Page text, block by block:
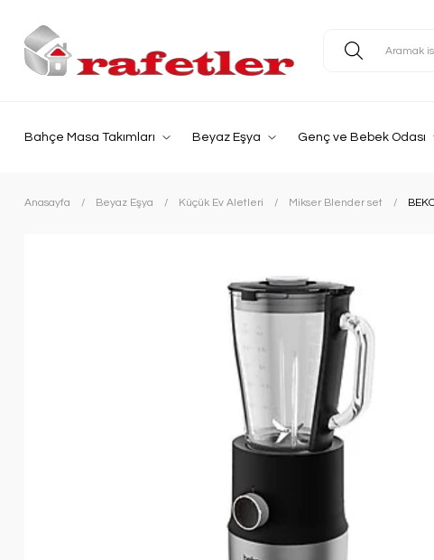
Bahçe Masa Takımları Beyaz Eşya Genç ve Bebek Odası
Anasayfa Beyaz Eşya Küçük Ev Aletleri Mikser Blender set